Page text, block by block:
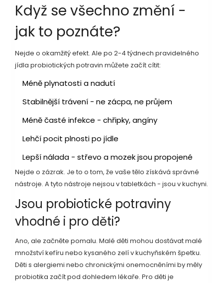
Když se všechno změní -
jak to poznáte?
Nejde o okamžitý efekt. Ale po 2-4 týdnech pravidelného
jídla probiotických potravin můžete začít cítit:
Méně plynatosti a nadutí
Stabilnější trávení - ne zácpa, ne průjem
Méně časté infekce - chřipky, angíny
Lehčí pocit plnosti po jídle
Lepší nálada - střevo a mozek jsou propojené
Nejde o zázrak. Je to o tom, že vaše tělo získává správné
nástroje. A tyto nástroje nejsou v tabletkách - jsou v kuchyni.
Jsou probiotické potraviny
vhodné i pro děti?
Ano, ale začněte pomalu. Malé děti mohou dostávat malé
množství kefíru nebo kysaného zelí v kuchyňském špetku.
Děti s alergiemi nebo chronickými onemocněními by měly
probiotika začít pod dohledem lékaře. Pro děti je